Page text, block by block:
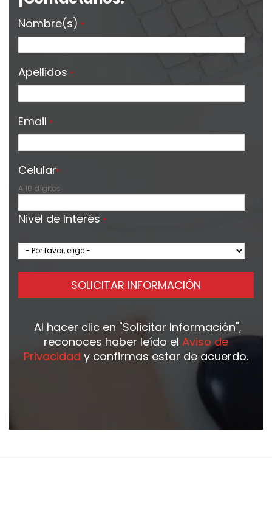
Nombre(s) *
Apellidos *
Email *
Celular*
A 10 dígitos
Nivel de Interés *
SOLICITAR INFORMACIÓN
Al hacer clic en "Solicitar Información",
reconoces haber leído el Aviso de
Privacidad y confirmas estar de acuerdo.